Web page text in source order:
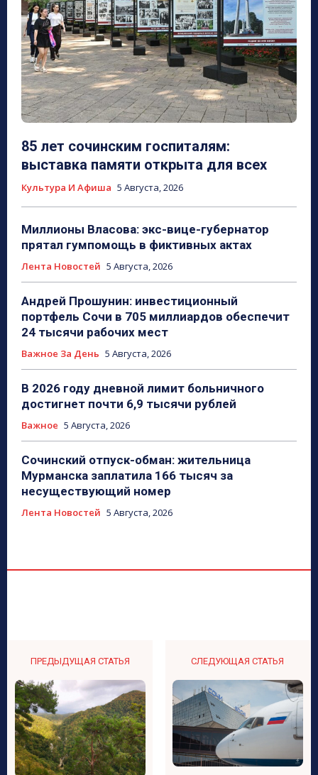
85 лет сочинским госпиталям:
выставка памяти открыта для всех
Культура И Афиша 5 Августа, 2026
Миллионы Власова: экс-вице-губернатор
прятал гумпомощь в фиктивных актах
Лента Новостей 5 Августа, 2026
Андрей Прошунин: инвестиционный
портфель Сочи в 705 миллиардов обеспечит
24 тысячи рабочих мест
Важное За День 5 Августа, 2026
В 2026 году дневной лимит больничного
достигнет почти 6,9 тысячи рублей
Важное 5 Августа, 2026
Сочинский отпуск-обман: жительница
Мурманска заплатила 166 тысяч за
несуществующий номер
Лента Новостей 5 Августа, 2026
ПРЕДЫДУЩАЯ СТАТЬЯ СЛЕДУЮЩАЯ СТАТЬЯ